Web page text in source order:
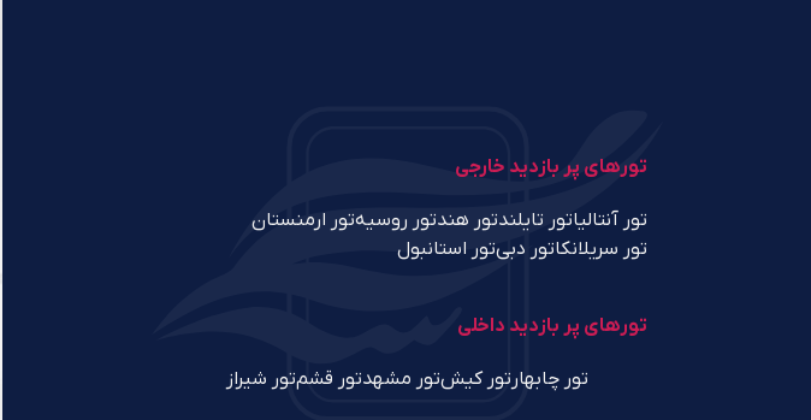
تورهای پر بازدید خارجی
تور آنتالیاتور تایلندتور هندتور روسیهتور ارمنستان
تور سریلانکاتور دبیتور استانبول
تورهای پر بازدید داخلی
تور چابهار تور کیشتور مشهدتور قشمتور شیراز